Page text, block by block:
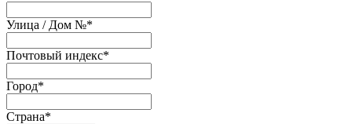
Улица / Дом №*
Почтовый индекс*
Город*
Страна*